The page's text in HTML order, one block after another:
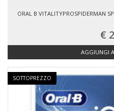
ORAL B VITALITYPROSPIDERMAN
€
AGGIUNGI
SOTTOPREZZO